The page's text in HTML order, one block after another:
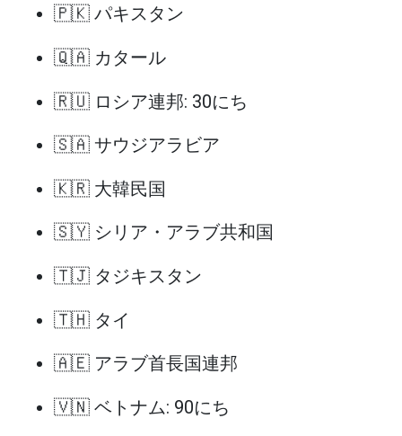
🇵🇰 パキスタン
🇶🇦 カタール
🇷🇺 ロシア連邦: 30にち
🇸🇦 サウジアラビア
🇰🇷 大韓民国
🇸🇾 シリア・アラブ共和国
🇹🇯 タジキスタン
🇹🇭 タイ
🇦🇪 アラブ首長国連邦
🇻🇳 ベトナム: 90にち